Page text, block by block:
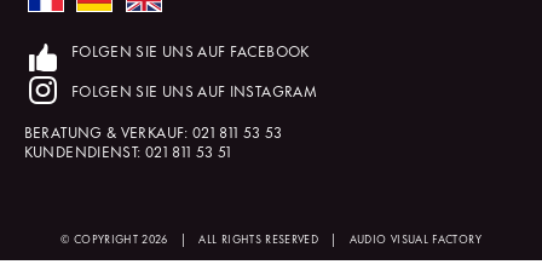
FOLGEN SIE UNS AUF FACEBOOK
FOLGEN SIE UNS AUF INSTAGRAM
BERATUNG & VERKAUF: 021 811 53 53
KUNDENDIENST: 021 811 53 51
© COPYRIGHT 2026 | ALL RIGHTS RESERVED | AUDIO VISUAL FACTORY